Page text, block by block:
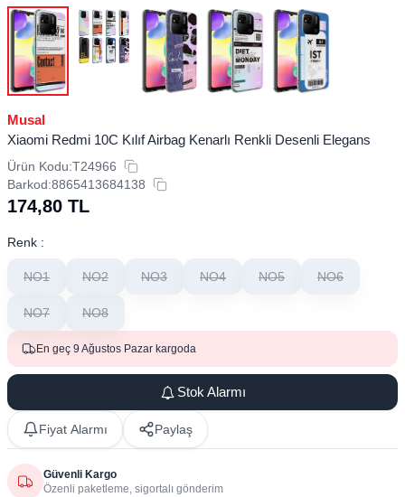
Musal
Xiaomi Redmi 10C Kılıf Airbag Kenarlı Renkli Desenli Elegans
Ürün Kodu:T24966
Barkod:8865413684138
174,80 TL
Renk :
NO1 NO2 NO3 NO4 NO5 NO6
NO7 NO8
En geç 9 Ağustos Pazar kargoda
Stok Alarmı
Fiyat Alarmı Paylaş
Güvenli Kargo
Özenli paketleme, sigortalı gönderim